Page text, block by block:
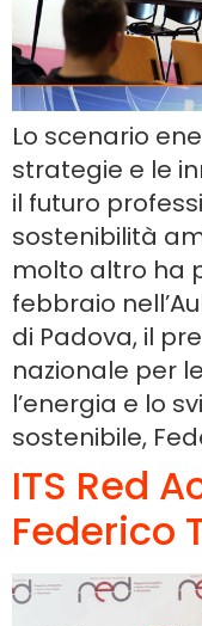
Lo scenario
strategie e le
il futuro
sostenibilità
molto altro ha
febbraio
di Padova, il
nazionale per
l’energia e lo
sostenibile,
ITS Red
Federico